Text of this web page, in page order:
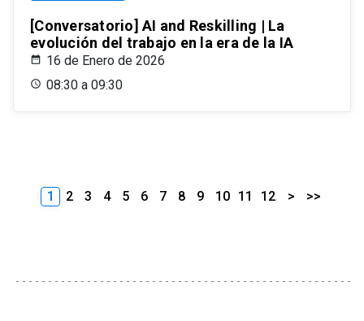
[Conversatorio] AI and Reskilling | La
evolución del trabajo en la era de la IA
16 de Enero de 2026
08:30 a 09:30
1 2 3 4 5 6 7 8 9 10 11 12 > >>